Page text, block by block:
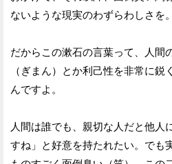
ないような現実のわずらわしさを。
だからこの漱石の言葉って、人間
（ぎまん）とか利己性を非常に鋭
んですよ。
人間は誰でも、親切な人だと他人
すね」と好意を持たれたい。でも